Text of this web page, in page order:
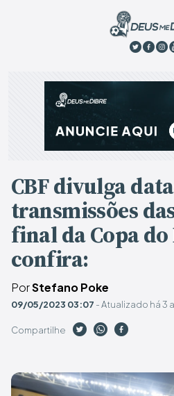
CBF divulga
transmissões
final da Copa
confira:
PorStefano Poke
09/05/2023 03:07 - Atualizado há 3
Compartilhe